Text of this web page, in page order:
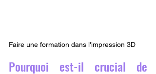
Faire une formation dans l'impression 3D